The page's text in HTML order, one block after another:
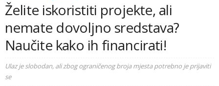
Želite iskoristiti projekte, ali
nemate dovoljno sredstava?
Naučite kako ih financirati!
Ulaz je slobodan, ali zbog ograničenog broja mjesta potrebno je prijaviti
se